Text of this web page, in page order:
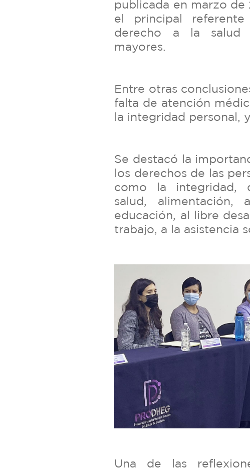
publicada en marzo de
el principal
derecho a la salud
mayores.
Entre otras
falta de atención
la integridad personal,
Se destacó la
los derechos de las
como la integridad,
salud, alimentación,
educación, al libre
trabajo, a la asistencia
Una de las